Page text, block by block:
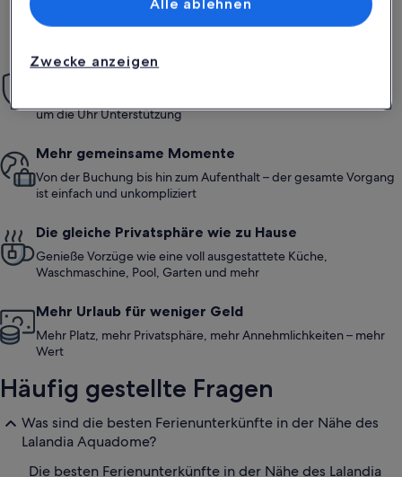
ist sehr neuwertig. Die Sauna ist für gleichzeitig 4 Personen
begehbar, in den Jakuzi passen „leider“ nur 2 Personen. Ich
Aufenthalt im Dez. 2024
Einfach sorglos
um die Uhr Unterstützung
Mehr gemeinsame Momente
Von der Buchung bis hin zum Aufenthalt – der gesamte Vorgang
ist einfach und unkompliziert
Die gleiche Privatsphäre wie zu Hause
Genieße Vorzüge wie eine voll ausgestattete Küche,
Waschmaschine, Pool, Garten und mehr
Mehr Urlaub für weniger Geld
Mehr Platz, mehr Privatsphäre, mehr Annehmlichkeiten – mehr
Wert
Häufig gestellte Fragen
Was sind die besten Ferienunterkünfte in der Nähe des
Lalandia Aquadome?
Die besten Ferienunterkünfte in der Nähe des Lalandia
Zwecke anzeigen
Alle ablehnen